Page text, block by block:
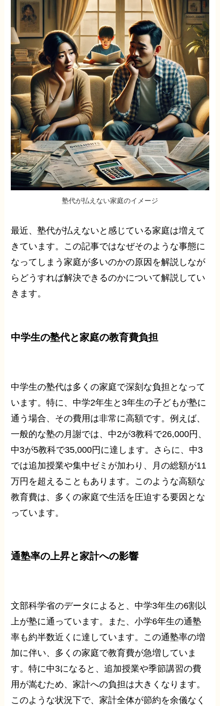
塾代が払えない家庭のイメージ
最近、塾代が払えないと感じている家庭は増えて
きています。この記事ではなぜそのような事態に
なってしまう家庭が多いのかの原因を解説しなが
らどうすれば解決できるのかについて解説してい
きます。
中学生の塾代と家庭の教育費負担
中学生の塾代は多くの家庭で深刻な負担となって
います。特に、中学2年生と3年生の子どもが塾に
通う場合、その費用は非常に高額です。例えば、
一般的な塾の月謝では、中2が3教科で26,000円、
中3が5教科で35,000円に達します。さらに、中3
では追加授業や集中ゼミが加わり、月の総額が11
万円を超えることもあります。このような高額な
教育費は、多くの家庭で生活を圧迫する要因とな
っています。
通塾率の上昇と家計への影響
文部科学省のデータによると、中学3年生の6割以
上が塾に通っています。また、小学6年生の通塾
率も約半数近くに達しています。この通塾率の増
加に伴い、多くの家庭で教育費が急増していま
す。特に中3になると、追加授業や季節講習の費
用が嵩むため、家計への負担は大きくなります。
このような状況下で、家計全体が節約を余儀なく